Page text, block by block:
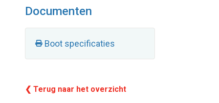
Documenten
Boot specificaties
❮ Terug naar het overzicht